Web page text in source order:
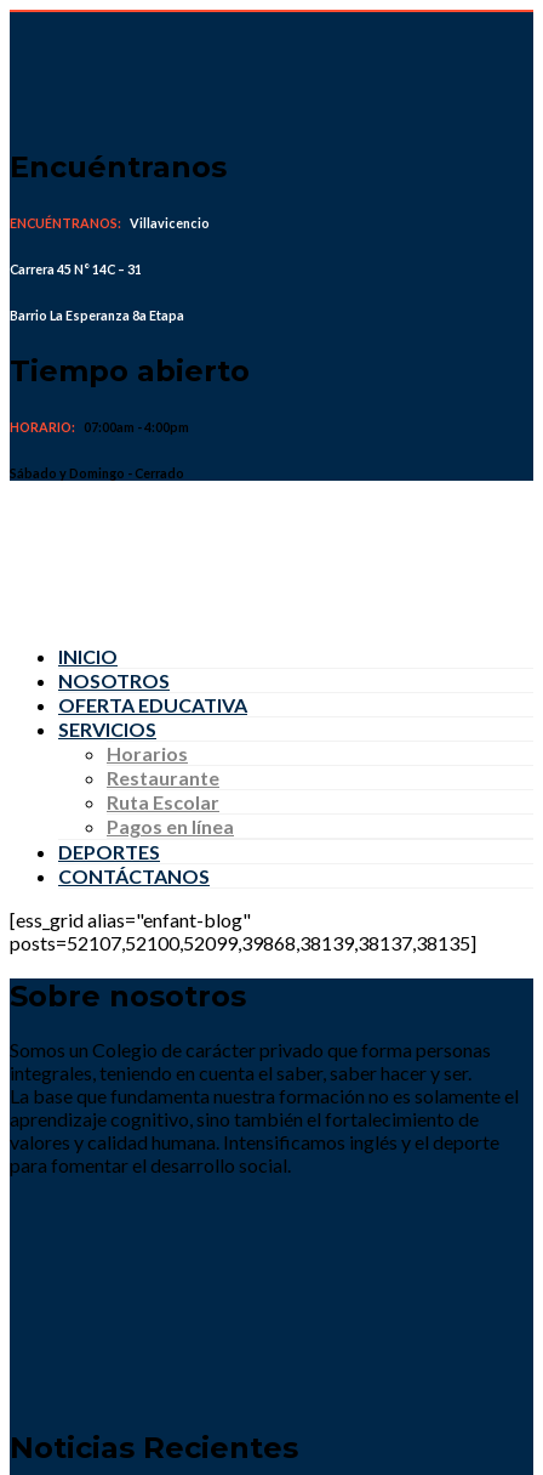
Encuéntranos
ENCUÉNTRANOS: Villavicencio
Carrera 45 N° 14C – 31
Barrio La Esperanza 8a Etapa
Tiempo abierto
HORARIO: 07:00am - 4:00pm
Sábado y Domingo - Cerrado
INICIO
NOSOTROS
OFERTA EDUCATIVA
SERVICIOS
Horarios
Restaurante
Ruta Escolar
Pagos en línea
DEPORTES
CONTÁCTANOS
[ess_grid alias="enfant-blog"
posts=52107,52100,52099,39868,38139,38137,38135]
Sobre nosotros
Somos un Colegio de carácter privado que forma personas
integrales, teniendo en cuenta el saber, saber hacer y ser.
La base que fundamenta nuestra formación no es solamente el
aprendizaje cognitivo, sino también el fortalecimiento de
valores y calidad humana. Intensificamos inglés y el deporte
para fomentar el desarrollo social.
Noticias Recientes